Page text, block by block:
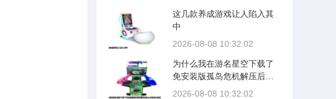
这几款养成游戏让人陷入其
中
2026-08-08 10:32:02
为什么我在游名星空下载了
免安装版孤岛危机解压后怎
么没有运行游戏
2026-08-08 10:32:02